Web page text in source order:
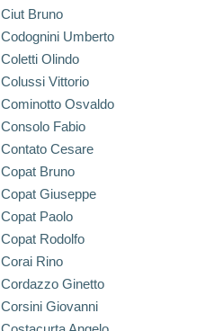
Ciut Bruno
Codognini Umberto
Coletti Olindo
Colussi Vittorio
Cominotto Osvaldo
Consolo Fabio
Contato Cesare
Copat Bruno
Copat Giuseppe
Copat Paolo
Copat Rodolfo
Corai Rino
Cordazzo Ginetto
Corsini Giovanni